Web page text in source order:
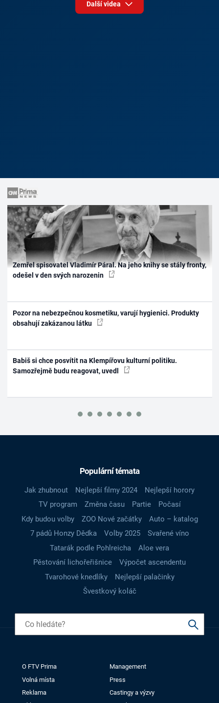
Další videa
Zemřel spisovatel Vladimír Páral. Na jeho knihy se stály fronty,
odešel v den svých narozenin
Pozor na nebezpečnou kosmetiku, varují hygienici. Produkty
obsahují zakázanou látku
Babiš si chce posvítit na Klempířovu kulturní politiku.
Samozřejmě budu reagovat, uvedl
Populární témata
Jak zhubnout Nejlepší filmy 2024
Nejlepší horory
TV program
Změna času Partie
Počasí
Kdy budou volby
ZOO Nové začátky
Auto – katalog
7 pádů Honzy Dědka
Volby 2025
Svařené víno
Tatarák podle Pohlreicha
Aloe vera
Pěstování lichořeřišnice
Výpočet ascendentu
Tvarohové knedlíky
Nejlepší palačinky
Švestkový koláč
O FTV Prima
Management
Volná místa
Press
Reklama
Castingy a výzvy